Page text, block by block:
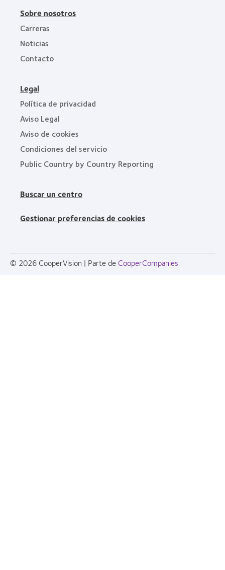
Sobre nosotros
Carreras
Noticias
Contacto
Legal
Política de privacidad
Aviso Legal
Aviso de cookies
Condiciones del servicio
Public Country by Country Reporting
Buscar un centro
Gestionar preferencias de cookies
© 2026 CooperVision | Parte de CooperCompanies